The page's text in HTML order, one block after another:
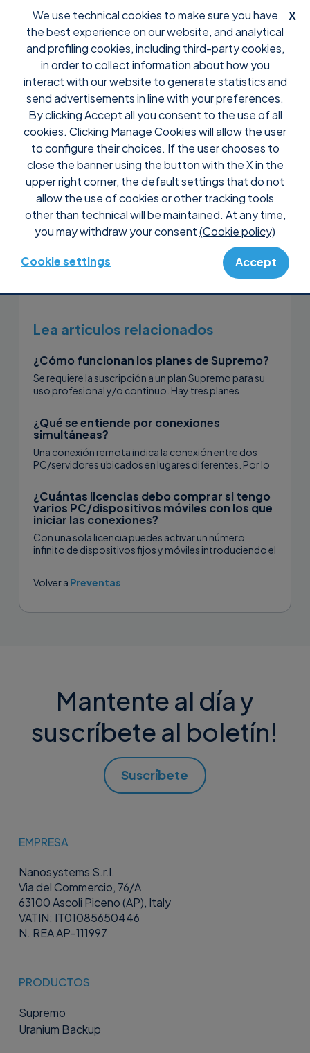
X
We use technical cookies to make sure you have
the best experience on our website, and analytical
and profiling cookies, including third-party cookies,
in order to collect information about how you
interact with our website to generate statistics and
send advertisements in line with your preferences.
By clicking Accept all you consent to the use of all
cookies. Clicking Manage Cookies will allow the user
to configure their choices. If the user chooses to
close the banner using the button with the X in the
upper right corner, the default settings that do not
allow the use of cookies or other tracking tools
other than technical will be maintained. At any time,
you may withdraw your consent(Cookie policy)
Cookie settings Accept
Support Preguntas frecuentes Preventas
¿Puedo probar Supremo antes
de comprarlo?
Sí, los primeros 21 días de uso son
gratuitos incluso para fines profesionales
y continuos, y para usarlo no es necesario
ningún registro o suscripción de un plan!
Lea artículos relacionados
¿Cómo funcionan los planes de Supremo?
Se requiere la suscripción a un plan Supremo para su
uso profesional y/o continuo. Hay tres planes
¿Qué se entiende por conexiones
simultáneas?
Una conexión remota indica la conexión entre dos
PC/servidores ubicados en lugares diferentes. Por lo
¿Cuántas licencias debo comprar si tengo
varios PC/dispositivos móviles con los que
iniciar las conexiones?
Con una sola licencia puedes activar un número
infinito de dispositivos fijos y móviles introduciendo el
Volver a Preventas
Mantente al día y
suscríbete al boletín!
Suscríbete
EMPRESA
Nanosystems S.r.l.
Via del Commercio, 76/A
63100 Ascoli Piceno (AP), Italy
VATIN: IT01085650446
N. REA AP-111997
PRODUCTOS
Supremo
Uranium Backup